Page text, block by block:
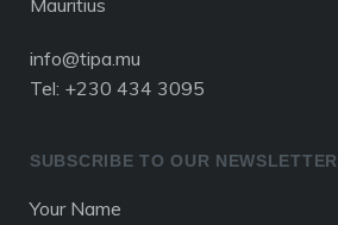
Mauritius
info@tipa.mu
Tel: +230 434 3095
SUBSCRIBE TO OUR NEWSLETTER
Your Name